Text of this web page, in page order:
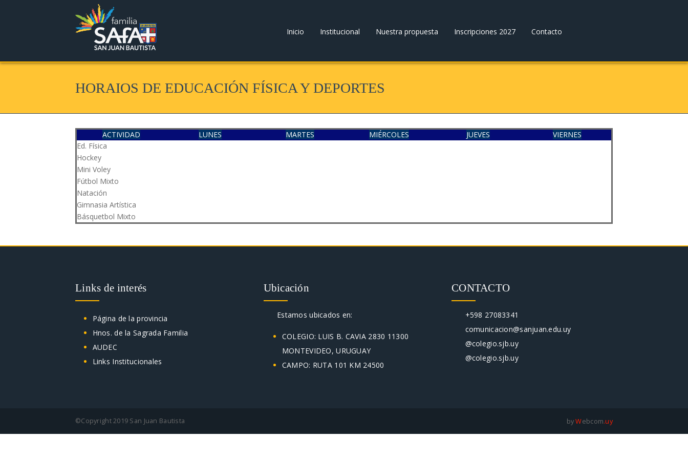
Inicio Institucional Nuestra propuesta Inscripciones 2027 Contacto
HORAIOS DE EDUCACIÓN FÍSICA Y DEPORTES
ACTIVIDAD LUNES MARTES MIÉRCOLES JUEVES
VIERNES
Ed. Física
Hockey
Mini Voley
Fútbol Mixto
Natación
Gimnasia Artística
Básquetbol Mixto
Links de interés
Página de la provincia
Hnos. de la Sagrada Familia
AUDEC
Links Institucionales
Ubicación
Estamos ubicados en:
COLEGIO: LUIS B. CAVIA 2830 11300
MONTEVIDEO, URUGUAY
CAMPO: RUTA 101 KM 24500
CONTACTO
+598 27083341
comunicacion@sanjuan.edu.uy
@colegio.sjb.uy
@colegio.sjb.uy
©Copyright 2019 San Juan Bautista byWebcom.uy